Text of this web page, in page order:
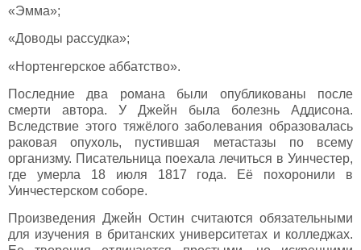
«Эмма»;
«Доводы рассудка»;
«Нортенгерское аббатство».
Последние два романа были опубликованы после
смерти автора. У Джейн была болезнь Аддисона.
Вследствие этого тяжёлого заболевания образовалась
раковая опухоль, пустившая метастазы по всему
организму. Писательница поехала лечиться в Уинчестер,
где умерла 18 июля 1817 года. Её похоронили в
Уинчестерском соборе.
Произведения Джейн Остин считаются обязательными
для изучения в британских университетах и колледжах.